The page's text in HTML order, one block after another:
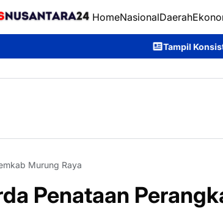
HomeNasionalDaerah
Tampil Konsisten, Seribu Riam
Murung Raya
Penataan